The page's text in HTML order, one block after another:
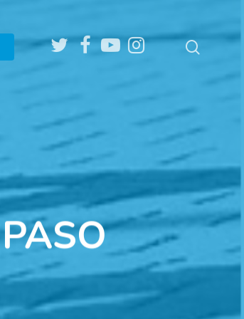
twitter facebookyoutubeinstagram search